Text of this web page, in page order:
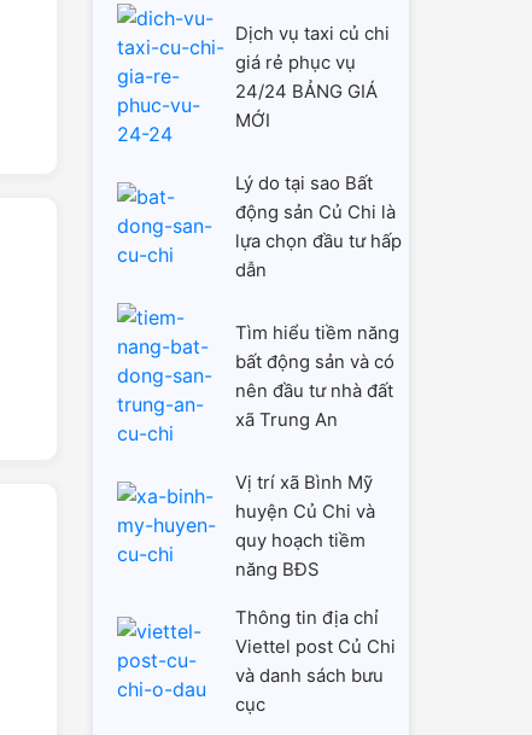
Dịch vụ taxi củ chi
giá rẻ phục vụ
24/24 BẢNG GIÁ
MỚI
Lý do tại sao Bất
động sản Củ Chi là
lựa chọn đầu tư hấp
dẫn
Tìm hiểu tiềm năng
bất động sản và có
nên đầu tư nhà đất
xã Trung An
Vị trí xã Bình Mỹ
huyện Củ Chi và
quy hoạch tiềm
năng BĐS
Thông tin địa chỉ
Viettel post Củ Chi
và danh sách bưu
cục